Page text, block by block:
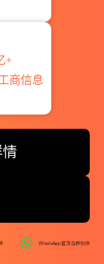
+
商信息
情